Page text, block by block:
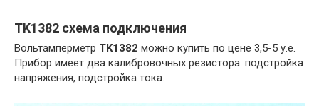
TK1382 схема подключения
Вольтамперметр TK1382 можно купить по цене 3,5-5 у.е.
Прибор имеет два калибровочных резистора: подстройка
напряжения, подстройка тока.